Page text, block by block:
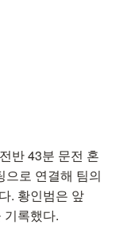
반 43분 문전 혼
으로 연결해 팀의
. 황인범은 앞
록했다.